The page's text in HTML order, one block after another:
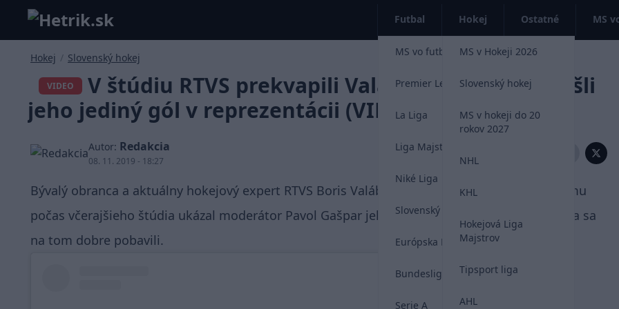
Futbal
MS vo futbale 2026
Premier League
La Liga
Liga Majstrov
Niké Liga
Slovenský futbal
Európska Liga
Bundesliga
Serie A
Hokej
MS v Hokeji 2026
Slovenský hokej
MS v hokeji do 20
rokov 2027
NHL
KHL
Hokejová Liga
Majstrov
Tipsport liga
AHL
Ostatné MS
Hokej / Slovenský hokej
VIDEO
V štúdiu RTVS prekvapili Valábika. V archíve našli
jeho jediný gól v reprezentácii (VIDEO)
Autor: Redakcia
08. 11. 2019 - 18:27
Zdieľať:
Bývalý obranca a aktuálny hokejový expert RTVS Boris Valábik zostal trošku zaskočený, keď mu
počas včerajšieho štúdia ukázal moderátor Pavol Gašpar jeho jediný reprezentačný gól. Obaja sa
na tom dobre pobavili.